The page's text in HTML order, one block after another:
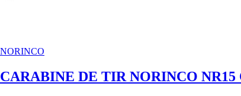
NORINCO
CARABINE DE TIR NORINCO NR15